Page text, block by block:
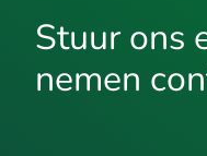
Stuur ons
nemen